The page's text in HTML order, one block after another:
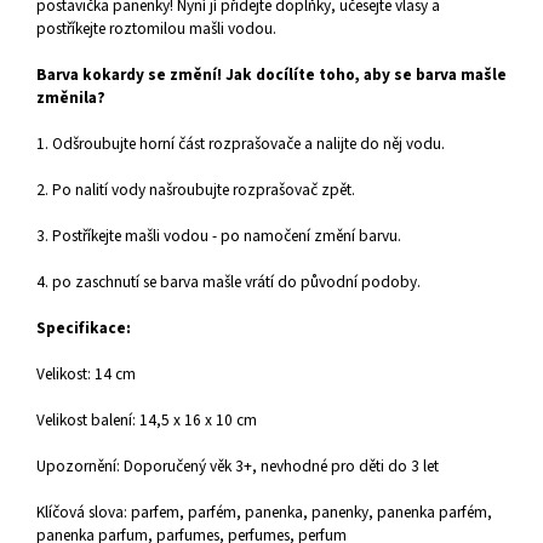
postavička panenky! Nyní jí přidejte doplňky, učesejte vlasy a
postříkejte roztomilou mašli vodou.
Barva kokardy se změní! Jak docílíte toho, aby se barva mašle
změnila?
1. Odšroubujte horní část rozprašovače a nalijte do něj vodu.
2. Po nalití vody našroubujte rozprašovač zpět.
3. Postříkejte mašli vodou - po namočení změní barvu.
4. po zaschnutí se barva mašle vrátí do původní podoby.
Specifikace:
Velikost: 14 cm
Velikost balení: 14,5 x 16 x 10 cm
Upozornění: Doporučený věk 3+, nevhodné pro děti do 3 let
Klíčová slova: parfem, parfém, panenka, panenky, panenka parfém,
panenka parfum, parfumes, perfumes, perfum